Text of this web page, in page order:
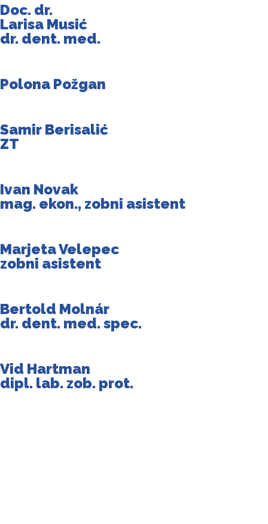
Doc. dr.
Larisa Musić
dr. dent. med.
Polona Požgan
Samir Berisalić
ZT
Ivan Novak
mag. ekon., zobni asistent
Marjeta Velepec
zobni asistent
Bertold Molnár
dr. dent. med. spec.
Vid Hartman
dipl. lab. zob. prot.